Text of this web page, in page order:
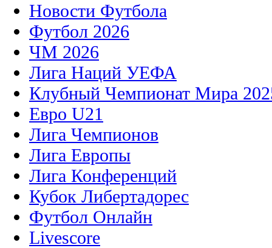
Новости Футбола
Футбол 2026
ЧМ 2026
Лига Наций УЕФА
Клубный Чемпионат Мира
Евро U21
Лига Чемпионов
Лига Европы
Лига Конференций
Кубок Либертадорес
Футбол Онлайн
Livescore